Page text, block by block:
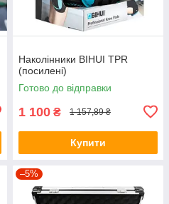
Наколінники BIHUI TPR
(посилені)
Готово до відправки
1 100 ₴ 1 157,89 ₴
Купити
–5%